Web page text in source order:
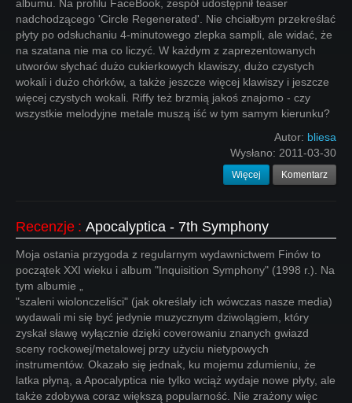
albumu. Na profilu FaceBook, zespół udostępnił teaser
nadchodzącego 'Circle Regenerated'. Nie chciałbym przekreślać
płyty po odsłuchaniu 4-minutowego zlepka sampli, ale widać, że
na szatana nie ma co liczyć. W każdym z zaprezentowanych
utworów słychać dużo cukierkowych klawiszy, dużo czystych
wokali i dużo chórków, a także jeszcze więcej klawiszy i jeszcze
więcej czystych wokali. Riffy też brzmią jakoś znajomo - czy
wszystkie melodyjne metale muszą iść w tym samym kierunku?
Autor: bliesa
Wysłano: 2011-03-30
Więcej Komentarz
Recenzje : Apocalyptica - 7th Symphony
Moja ostania przygoda z regularnym wydawnictwem Finów to
początek XXI wieku i album "Inquisition Symphony" (1998 r.). Na
tym albumie „
"szaleni wiolonczeliści" (jak określały ich wówczas nasze media)
wydawali mi się być jedynie muzycznym dziwolągiem, który
zyskał sławę wyłącznie dzięki coverowaniu znanych gwiazd
sceny rockowej/metalowej przy użyciu nietypowych
instrumentów. Okazało się jednak, ku mojemu zdumieniu, że
latka płyną, a Apocalyptica nie tylko wciąż wydaje nowe płyty, ale
także zdobywa coraz większą popularność. Nie zrażony więc